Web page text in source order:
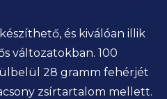
és kiválóan illik
változatokban. 100
28 gramm fehérjét
zsírtartalom mellett.